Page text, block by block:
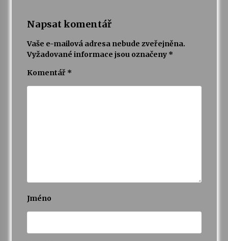
odkaz Josefa Čapka
13. 7. 2026
Napsat komentář
Vaše e-mailová adresa nebude zveřejněna.
Vyžadované informace jsou označeny *
Komentář *
Jméno